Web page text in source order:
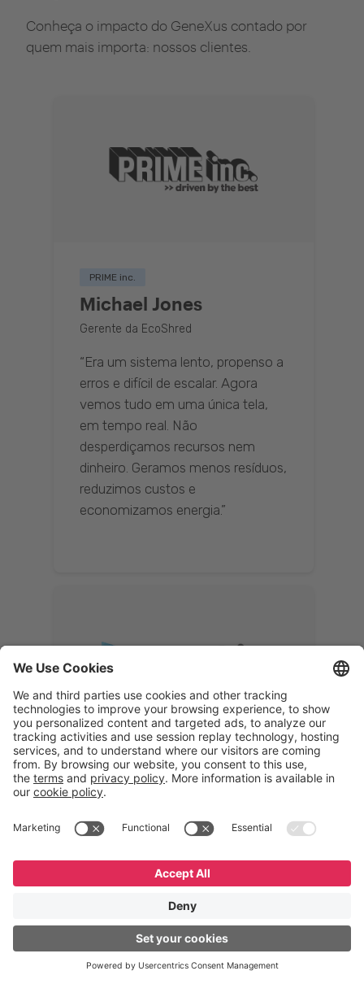
Conheça o impacto do GeneXus contado por
quem mais importa: nossos clientes.
PRIME inc.
Michael Jones
Gerente da EcoShred
“Era um sistema lento, propenso a
erros e difícil de escalar. Agora
vemos tudo em uma única tela,
em tempo real. Não
desperdiçamos recursos nem
dinheiro. Geramos menos resíduos,
reduzimos custos e
economizamos energia.”
Memphis
Eduardo Ribeiro
CEO
uma solução 360°, que permite
logística reversa. Podemos
verificar, analisar, recondicionar e
reintegrar equipamentos à cadeia,